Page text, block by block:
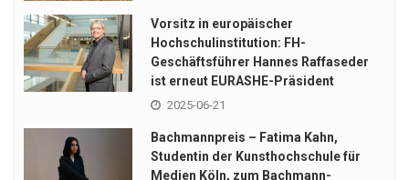
Vorsitz in europäischer
Hochschulinstitution: FH-
Geschäftsführer Hannes Raffaseder
ist erneut EURASHE-Präsident
2025-06-21
Bachmannpreis – Fatima Kahn,
Studentin der Kunsthochschule für
Medien Köln, zum Bachmann-